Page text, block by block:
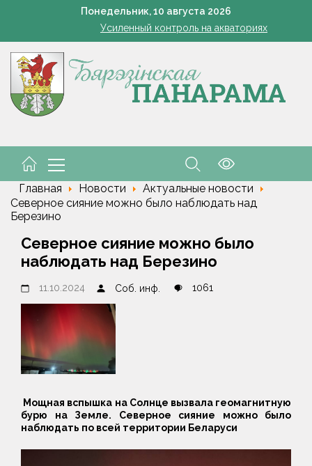
Понедельник,10 августа 2026
на огурцах: как не перепутать болезни и спасти урожай, когда
Усиленный контроль на акваториях
с грядки: какие августовские продукты максимально
8 августа открылся сезон охоты на пернатую дичь
на огурцах: как не перепутать болезни и спасти урожай, когда
с грядки: какие августовские продукты максимально
Главная Новости
Актуальные новости
Северное сияние можно было наблюдать над
Березино
Северное сияние можно было
наблюдать над Березино
11.10.2024 Соб. инф. 1061
Мощная вспышка на Солнце вызвала геомагнитную
бурю на Земле. Северное сияние можно было
наблюдать по всей территории Беларуси